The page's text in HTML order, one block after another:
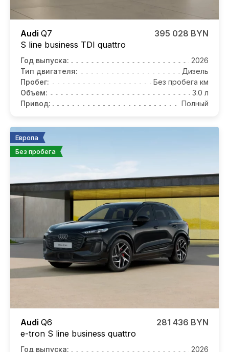
Audi Q7
S line business TDI quattro
395 028 BYN
Год выпуска:
2026
Тип двигателя:
Дизель
Пробег:
Без пробега км
Объем:
3.0 л
Привод:
Полный
Европа
Без пробега
Audi Q6
e-tron S line business quattro
281 436 BYN
Год выпуска:
2026